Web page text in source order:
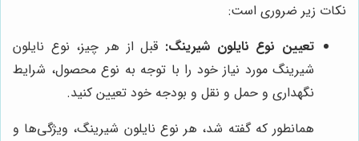
نکات زیر ضروری است:
تعیین نوع نایلون شیرینگ: قبل از هر چیز، نوع نایلون
شیرینگ مورد نیاز خود را با توجه به نوع محصول، شرایط
نگهداری و حمل و نقل و بودجه خود تعیین کنید.
همانطور که گفته شد، هر نوع نایلون شیرینگ، ویژگی‌ها و